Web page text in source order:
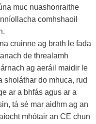
muc nuashonraithe
comhshaoil
cruinne ag brath le fada
de threalamh
ag aeráil maidir le
sholáthar do mhuca, rud
ar a bhfás agus ar a
tá sé mar aidhm ag an
mhótair an CE chun